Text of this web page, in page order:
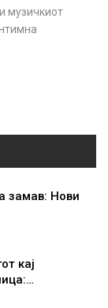
музичкиот
замав: Нови
кај